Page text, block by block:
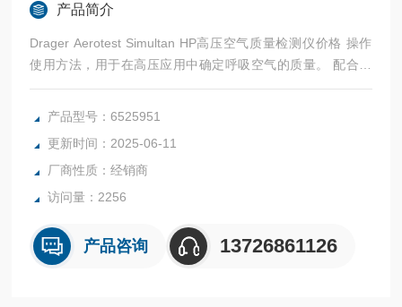
产品简介
Drager Aerotest Simultan HP高压空气质量检测仪价格 操作
使用方法，用于在高压应用中确定呼吸空气的质量。 配合全
新的德尔格油检测盒一起使用时，该系统可针对压缩空气提供
的监测效果。例如扩散在压缩空气中的一氧化碳、二氧化碳、
产品型号：6525951
更新时间：2025-06-11
厂商性质：经销商
访问量：2256
产品咨询 13726861126